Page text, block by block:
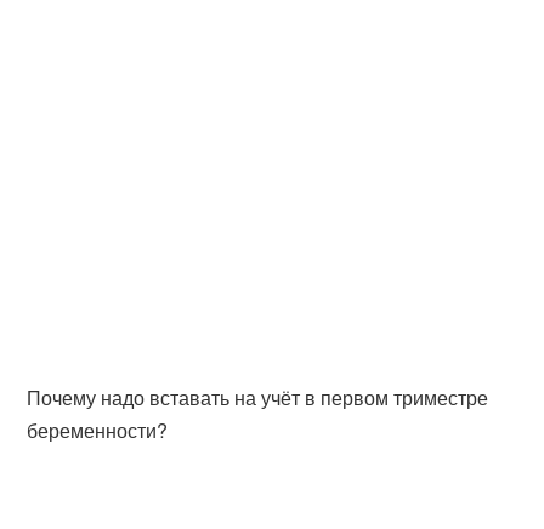
Почему надо вставать на учёт в первом триместре
беременности?